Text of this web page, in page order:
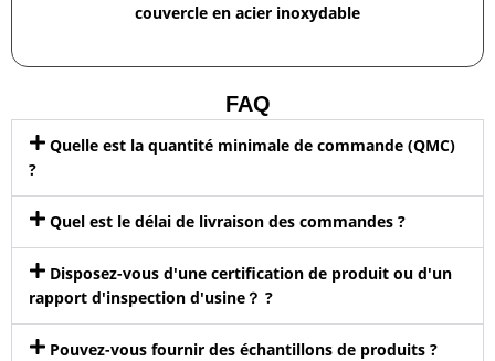
couvercle en acier inoxydable
FAQ
Quelle est la quantité minimale de commande (QMC)
?
Quel est le délai de livraison des commandes ?
Disposez-vous d'une certification de produit ou d'un
rapport d'inspection d'usine？ ?
Pouvez-vous fournir des échantillons de produits ?